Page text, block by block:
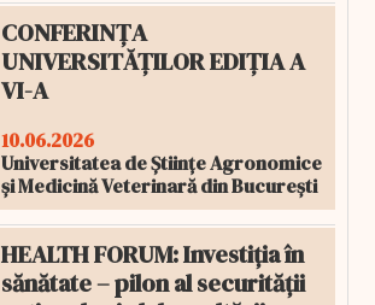
CONFERINȚA
UNIVERSITĂȚILOR EDIȚIA A
VI-A
10.06.2026
Universitatea de Științe Agronomice
și Medicină Veterinară din București
HEALTH FORUM: Investiția în
sănătate – pilon al securității